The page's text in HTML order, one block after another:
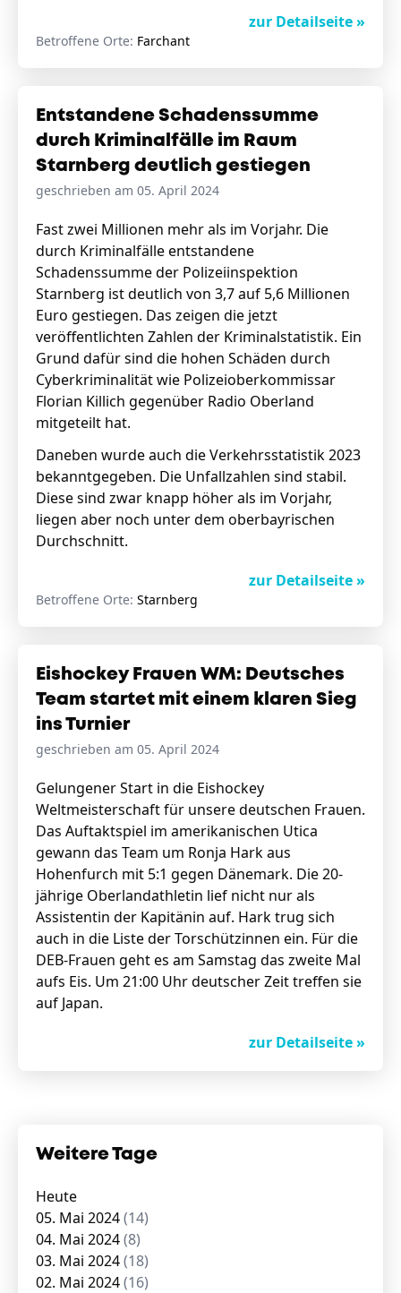
zur Detailseite »
Betroffene Orte: Farchant
Entstandene Schadenssumme
durch Kriminalfälle im Raum
Starnberg deutlich gestiegen
geschrieben am 05. April 2024
Fast zwei Millionen mehr als im Vorjahr. Die
durch Kriminalfälle entstandene
Schadenssumme der Polizeiinspektion
Starnberg ist deutlich von 3,7 auf 5,6 Millionen
Euro gestiegen. Das zeigen die jetzt
veröffentlichten Zahlen der Kriminalstatistik. Ein
Grund dafür sind die hohen Schäden durch
Cyberkriminalität wie Polizeioberkommissar
Florian Killich gegenüber Radio Oberland
mitgeteilt hat.
Daneben wurde auch die Verkehrsstatistik 2023
bekanntgegeben. Die Unfallzahlen sind stabil.
Diese sind zwar knapp höher als im Vorjahr,
liegen aber noch unter dem oberbayrischen
Durchschnitt.
zur Detailseite »
Betroffene Orte: Starnberg
Eishockey Frauen WM: Deutsches
Team startet mit einem klaren Sieg
ins Turnier
geschrieben am 05. April 2024
Gelungener Start in die Eishockey
Weltmeisterschaft für unsere deutschen Frauen.
Das Auftaktspiel im amerikanischen Utica
gewann das Team um Ronja Hark aus
Hohenfurch mit 5:1 gegen Dänemark. Die 20-
jährige Oberlandathletin lief nicht nur als
Assistentin der Kapitänin auf. Hark trug sich
auch in die Liste der Torschützinnen ein. Für die
DEB-Frauen geht es am Samstag das zweite Mal
aufs Eis. Um 21:00 Uhr deutscher Zeit treffen sie
auf Japan.
zur Detailseite »
Weitere Tage
Heute
05. Mai 2024(14)
04. Mai 2024(8)
03. Mai 2024(18)
02. Mai 2024(16)